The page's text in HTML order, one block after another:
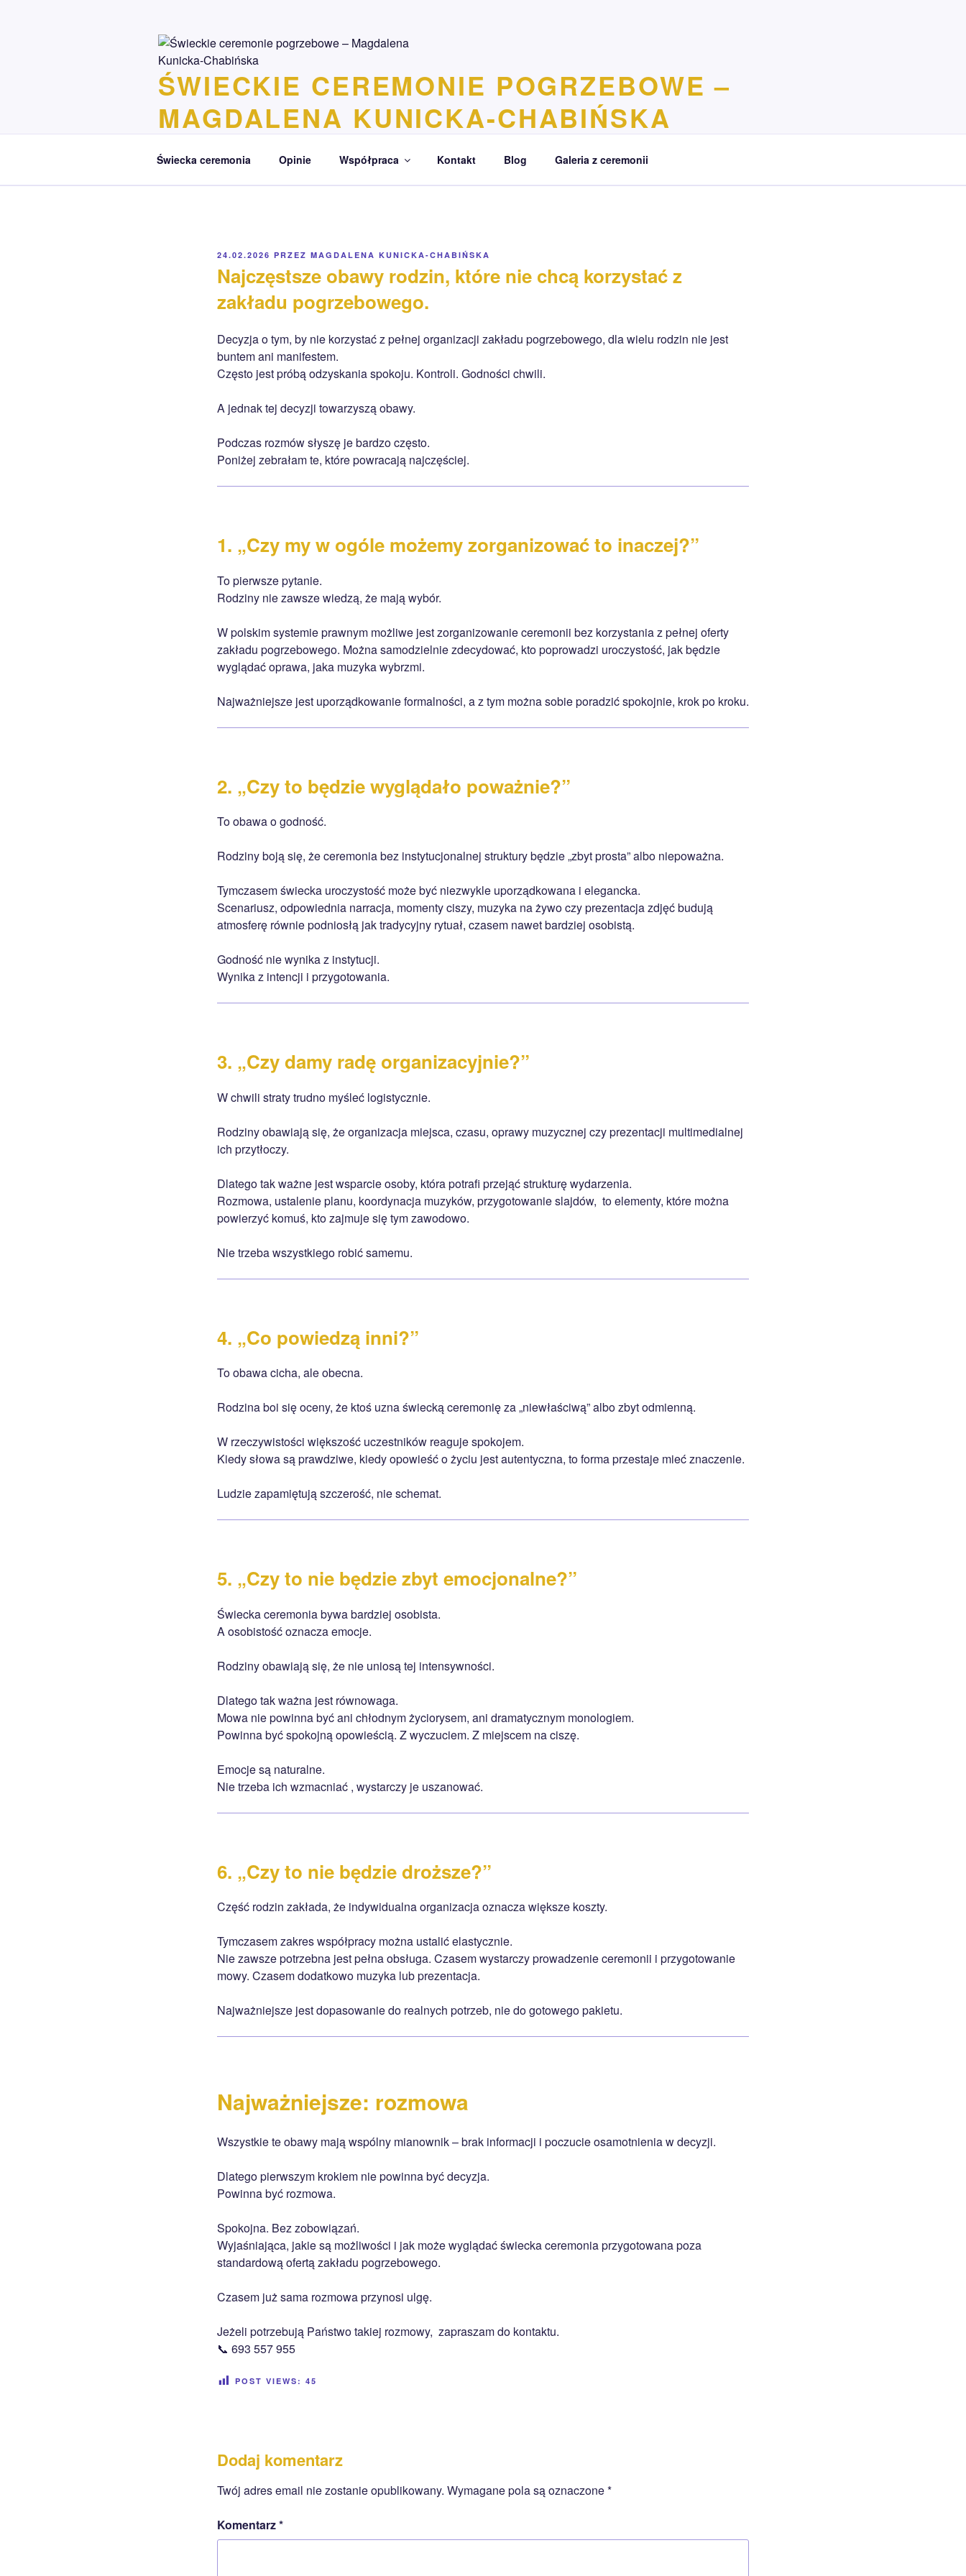
ŚWIECKIE CEREMONIE POGRZEBOWE –
MAGDALENA KUNICKA-CHABIŃSKA
Świecka ceremonia Opinie Współpraca Kontakt Blog Galeria z ceremonii
OPUBLIKOWANE
24.02.2026 PRZEZ MAGDALENA KUNICKA-CHABIŃSKA
Najczęstsze obawy rodzin, które nie chcą korzystać z
zakładu pogrzebowego.
Decyzja o tym, by nie korzystać z pełnej organizacji zakładu pogrzebowego, dla wielu rodzin nie jest
buntem ani manifestem.
Często jest próbą odzyskania spokoju. Kontroli. Godności chwili.
A jednak tej decyzji towarzyszą obawy.
Podczas rozmów słyszę je bardzo często.
Poniżej zebrałam te, które powracają najczęściej.
1. „Czy my w ogóle możemy zorganizować to inaczej?”
To pierwsze pytanie.
Rodziny nie zawsze wiedzą, że mają wybór.
W polskim systemie prawnym możliwe jest zorganizowanie ceremonii bez korzystania z pełnej oferty
zakładu pogrzebowego. Można samodzielnie zdecydować, kto poprowadzi uroczystość, jak będzie
wyglądać oprawa, jaka muzyka wybrzmi.
Najważniejsze jest uporządkowanie formalności, a z tym można sobie poradzić spokojnie, krok po kroku.
2. „Czy to będzie wyglądało poważnie?”
To obawa o godność.
Rodziny boją się, że ceremonia bez instytucjonalnej struktury będzie „zbyt prosta” albo niepoważna.
Tymczasem świecka uroczystość może być niezwykle uporządkowana i elegancka.
Scenariusz, odpowiednia narracja, momenty ciszy, muzyka na żywo czy prezentacja zdjęć budują
atmosferę równie podniosłą jak tradycyjny rytuał, czasem nawet bardziej osobistą.
Godność nie wynika z instytucji.
Wynika z intencji i przygotowania.
3. „Czy damy radę organizacyjnie?”
W chwili straty trudno myśleć logistycznie.
Rodziny obawiają się, że organizacja miejsca, czasu, oprawy muzycznej czy prezentacji multimedialnej
ich przytłoczy.
Dlatego tak ważne jest wsparcie osoby, która potrafi przejąć strukturę wydarzenia.
Rozmowa, ustalenie planu, koordynacja muzyków, przygotowanie slajdów, to elementy, które można
powierzyć komuś, kto zajmuje się tym zawodowo.
Nie trzeba wszystkiego robić samemu.
4. „Co powiedzą inni?”
To obawa cicha, ale obecna.
Rodzina boi się oceny, że ktoś uzna świecką ceremonię za „niewłaściwą” albo zbyt odmienną.
W rzeczywistości większość uczestników reaguje spokojem.
Kiedy słowa są prawdziwe, kiedy opowieść o życiu jest autentyczna, to forma przestaje mieć znaczenie.
Ludzie zapamiętują szczerość, nie schemat.
5. „Czy to nie będzie zbyt emocjonalne?”
Świecka ceremonia bywa bardziej osobista.
A osobistość oznacza emocje.
Rodziny obawiają się, że nie uniosą tej intensywności.
Dlatego tak ważna jest równowaga.
Mowa nie powinna być ani chłodnym życiorysem, ani dramatycznym monologiem.
Powinna być spokojną opowieścią. Z wyczuciem. Z miejscem na ciszę.
Emocje są naturalne.
Nie trzeba ich wzmacniać , wystarczy je uszanować.
6. „Czy to nie będzie droższe?”
Część rodzin zakłada, że indywidualna organizacja oznacza większe koszty.
Tymczasem zakres współpracy można ustalić elastycznie.
Nie zawsze potrzebna jest pełna obsługa. Czasem wystarczy prowadzenie ceremonii i przygotowanie
mowy. Czasem dodatkowo muzyka lub prezentacja.
Najważniejsze jest dopasowanie do realnych potrzeb, nie do gotowego pakietu.
Najważniejsze: rozmowa
Wszystkie te obawy mają wspólny mianownik – brak informacji i poczucie osamotnienia w decyzji.
Dlatego pierwszym krokiem nie powinna być decyzja.
Powinna być rozmowa.
Spokojna. Bez zobowiązań.
Wyjaśniająca, jakie są możliwości i jak może wyglądać świecka ceremonia przygotowana poza
standardową ofertą zakładu pogrzebowego.
Czasem już sama rozmowa przynosi ulgę.
Jeżeli potrzebują Państwo takiej rozmowy, zapraszam do kontaktu.
📞 693 557 955
POST VIEWS: 45
Dodaj komentarz
Twój adres email nie zostanie opublikowany. Wymagane pola są oznaczone*
Komentarz*